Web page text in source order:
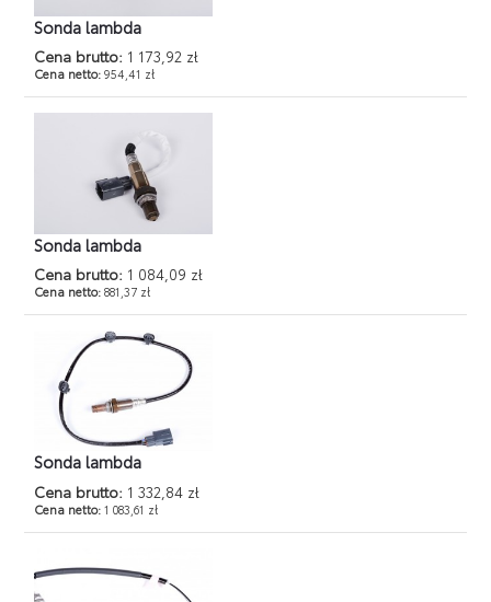
Sonda lambda
Cena brutto: 1 173,92 zł
Cena netto:954,41 zł
Sonda lambda
Cena brutto: 1 084,09 zł
Cena netto:881,37 zł
Sonda lambda
Cena brutto: 1 332,84 zł
Cena netto:1 083,61 zł